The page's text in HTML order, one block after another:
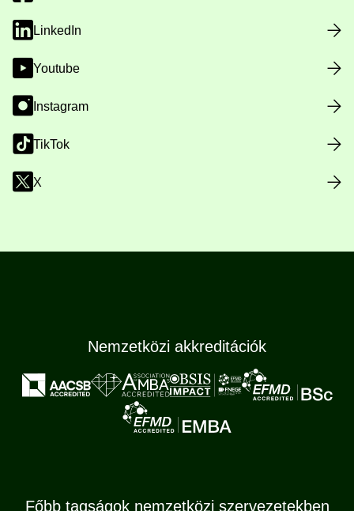
LinkedIn
Youtube
Instagram
TikTok
X
Nemzetközi akkreditációk
Főbb tagságok nemzetközi szervezetekben